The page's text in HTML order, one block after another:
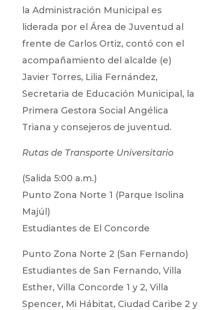
la Administración Municipal es
liderada por el Área de Juventud al
frente de Carlos Ortiz, contó con el
acompañamiento del alcalde (e)
Javier Torres, Lilia Fernández,
Secretaria de Educación Municipal, la
Primera Gestora Social Angélica
Triana y consejeros de juventud.
Rutas de Transporte Universitario
(Salida 5:00 a.m.)
Punto Zona Norte 1 (Parque Isolina
Majúl)
Estudiantes de El Concorde
Punto Zona Norte 2 (San Fernando)
Estudiantes de San Fernando, Villa
Esther, Villa Concorde 1 y 2, Villa
Spencer, Mi Hábitat, Ciudad Caribe 2 y